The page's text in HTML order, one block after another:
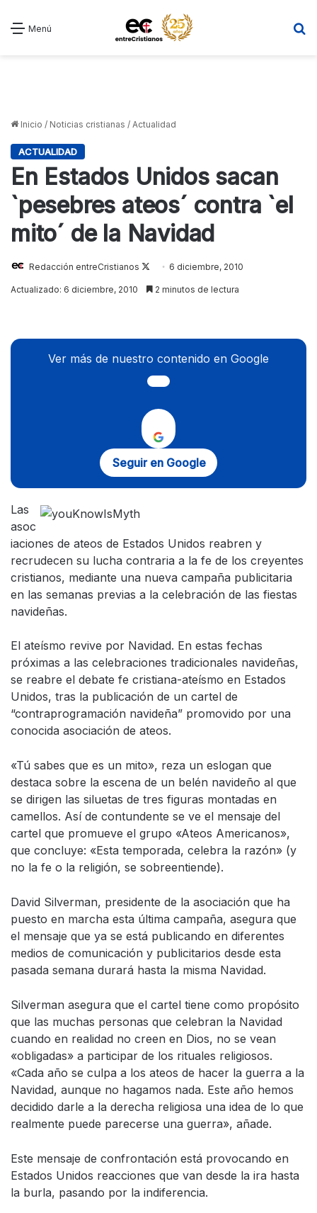
Menú
Inicio / Noticias cristianas / Actualidad
ACTUALIDAD
En Estados Unidos sacan
`pesebres ateos´ contra `el
mito´ de la Navidad
Redacción entreCristianos
Follow
on
6 diciembre, 2010
Actualizado: 6 diciembre, 2010 2 minutos de lectura
Ver más de nuestro contenido en Google
Seguir en Google
Las
asoc
iaciones de ateos de Estados Unidos reabren y
recrudecen su lucha contraria a la fe de los creyentes
cristianos, mediante una nueva campaña publicitaria
en las semanas previas a la celebración de las fiestas
navideñas.
El ateísmo revive por Navidad. En estas fechas
próximas a las celebraciones tradicionales navideñas,
se reabre el debate fe cristiana-ateísmo en Estados
Unidos, tras la publicación de un cartel de
“contraprogramación navideña” promovido por una
conocida asociación de ateos.
«Tú sabes que es un mito», reza un eslogan que
destaca sobre la escena de un belén navideño al que
se dirigen las siluetas de tres figuras montadas en
camellos. Así de contundente se ve el mensaje del
cartel que promueve el grupo «Ateos Americanos»,
que concluye: «Esta temporada, celebra la razón» (y
no la fe o la religión, se sobreentiende).
David Silverman, presidente de la asociación que ha
puesto en marcha esta última campaña, asegura que
el mensaje que ya se está publicando en diferentes
medios de comunicación y publicitarios desde esta
pasada semana durará hasta la misma Navidad.
Silverman asegura que el cartel tiene como propósito
que las muchas personas que celebran la Navidad
cuando en realidad no creen en Dios, no se vean
«obligadas» a participar de los rituales religiosos.
«Cada año se culpa a los ateos de hacer la guerra a la
Navidad, aunque no hagamos nada. Este año hemos
decidido darle a la derecha religiosa una idea de lo que
realmente puede parecerse una guerra», añade.
Este mensaje de confrontación está provocando en
Estados Unidos reacciones que van desde la ira hasta
la burla, pasando por la indiferencia.